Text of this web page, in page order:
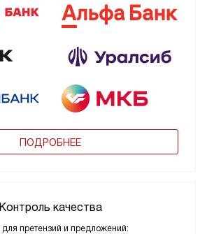
ПОДРОБНЕЕ
Контроль качества
претензий и предложений: